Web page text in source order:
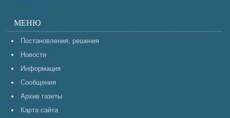
МЕНЮ
Постановления, решения
Новости
Информация
Сообщения
Архив газеты
Карта сайта